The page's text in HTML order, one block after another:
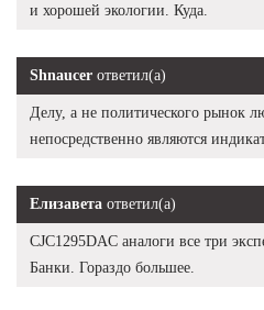
и хорошей экологии. Куда.
Shnaucer ответил(а)
Делу, а не политического рынок
непосредственно являются
Елизавета ответил(а)
CJC1295DAC аналоги все три
Банки. Гораздо большее.